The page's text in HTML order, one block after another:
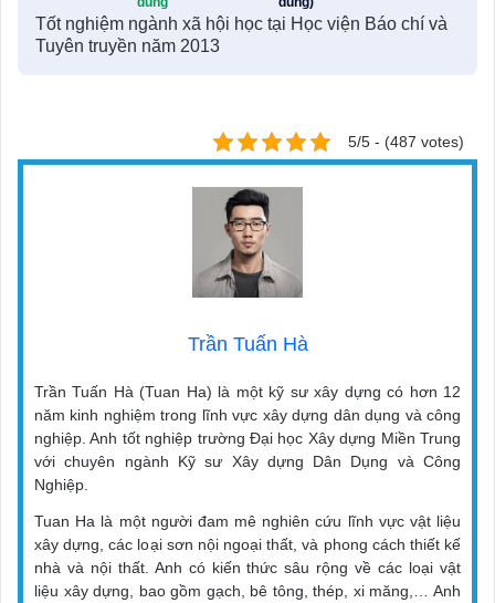
Tốt nghiệm ngành xã hội học tại Học viện Báo chí và
Tuyên truyền năm 2013
5/5 - (487 votes)
Trần Tuấn Hà
Trần Tuấn Hà (Tuan Ha) là một kỹ sư xây dựng có hơn 12
năm kinh nghiệm trong lĩnh vực xây dựng dân dụng và công
nghiệp. Anh tốt nghiệp trường Đại học Xây dựng Miền Trung
với chuyên ngành Kỹ sư Xây dựng Dân Dụng và Công
Nghiệp.
Tuan Ha là một người đam mê nghiên cứu lĩnh vực vật liệu
xây dựng, các loại sơn nội ngoại thất, và phong cách thiết kế
nhà và nội thất. Anh có kiến thức sâu rộng về các loại vật
liệu xây dựng, bao gồm gạch, bê tông, thép, xi măng,… Anh